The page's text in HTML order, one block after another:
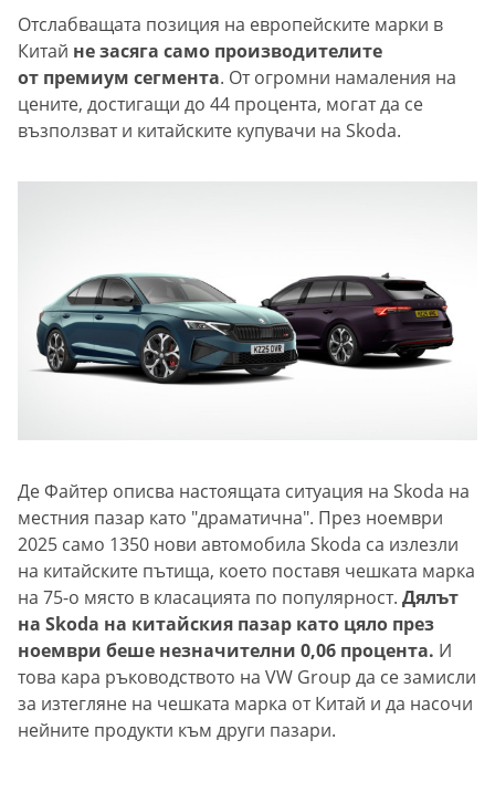
Отслабващата позиция на европейските марки в
Китай не засяга само производителите
от премиум сегмента. От огромни намаления на
цените, достигащи до 44 процента, могат да се
възползват и китайските купувачи на Skoda.
Де Файтер описва настоящата ситуация на Skoda на
местния пазар като "драматична". През ноември
2025 само 1350 нови автомобила Skoda са излезли
на китайските пътища, което поставя чешката марка
на 75-о място в класацията по популярност. Дялът
на Skoda на китайския пазар като цяло през
ноември беше незначителни 0,06 процента. И
това кара ръководството на VW Group да се замисли
за изтегляне на чешката марка от Китай и да насочи
нейните продукти към други пазари.